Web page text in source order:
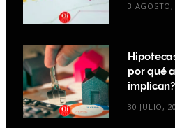
3
por qué
implican?
30 JULIO,